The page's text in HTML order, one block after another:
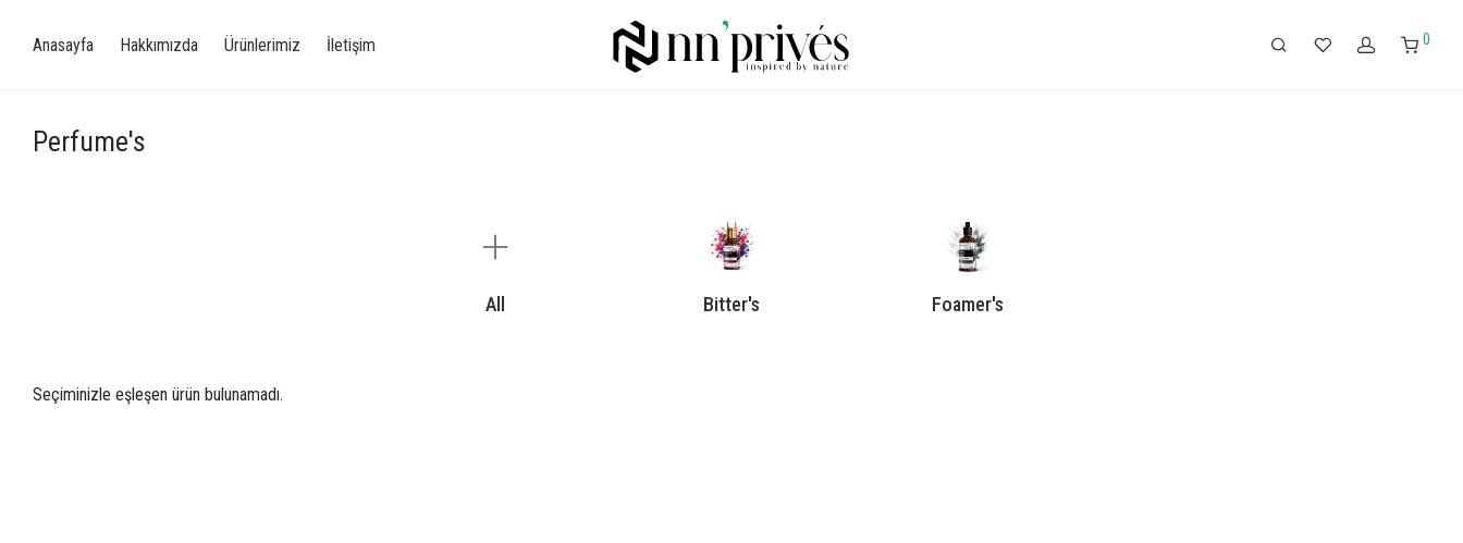
Anasayfa Hakkımızda Ürünlerimiz İletişim 0
Perfume's
All Bitter's Foamer's
Seçiminizle eşleşen ürün bulunamadı.